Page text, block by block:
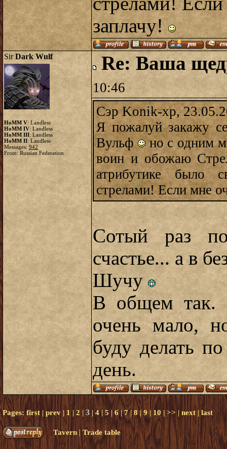
заплачу!
SirDark Wulf
HoMM V: Landless
HoMM IV: Landless
HoMM III: Landless
HoMM II: Landless
Messages:942
From: Russian Federation
Re: Ваша
10:46
Сэр Konik-xp,
Я пожалуй закажу
Вульф но с одним
воин и обожаю
атрибутике было
стрелами! Если мне
Сотый раз
счастье... а в
Шучу
В общем так.
очень мало,
буду делать
день.
Pages: first | prev | 1|2 |3 | 4| 5 |6 |7|8|9| 10 |>> | next |last
Tavern|Trade table